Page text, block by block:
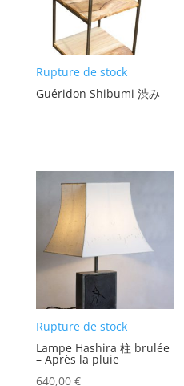
Rupture de stock
Guéridon Shibumi 渋み
Rupture de stock
Lampe Hashira 柱 brulée
– Après la pluie
640,00 €